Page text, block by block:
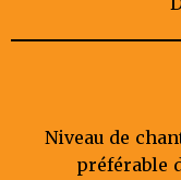
Niveau de
préférable